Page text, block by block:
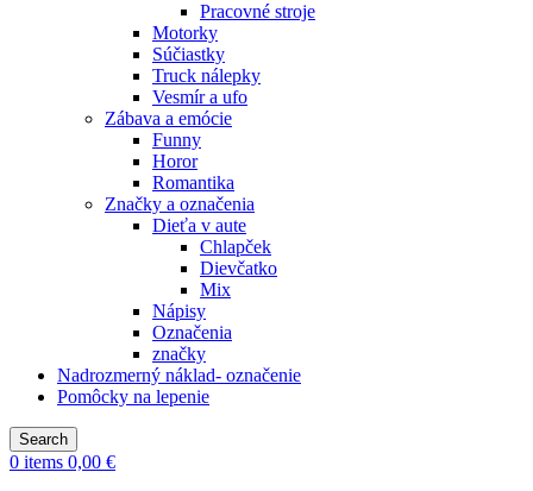
Pracovné stroje
Motorky
Súčiastky
Truck nálepky
Vesmír a ufo
Zábava a emócie
Funny
Horor
Romantika
Značky a označenia
Dieťa v aute
Chlapček
Dievčatko
Mix
Nápisy
Označenia
značky
Nadrozmerný náklad- označenie
Pomôcky na lepenie
Search
0 items 0,00 €